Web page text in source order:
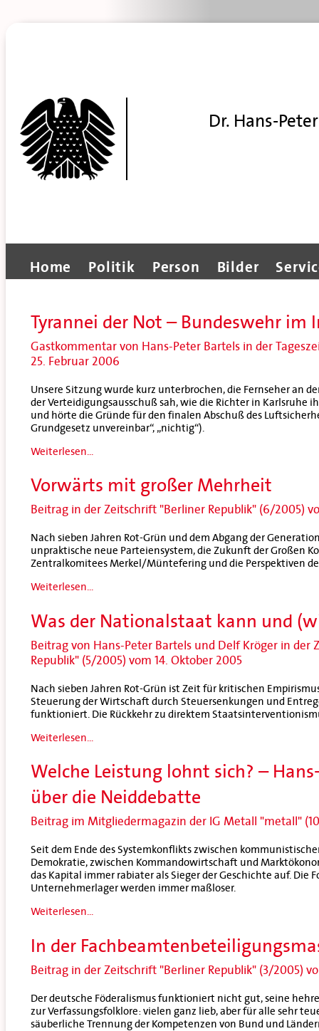
Dr. Hans-
Home Politik Person Bilder
Tyrannei der Not – Bundeswehr im
Gastkommentar von Hans-Peter Bartels in der
25. Februar 2006
Unsere Sitzung wurde kurz unterbrochen, die Fernseher an
der Verteidigungsausschuß sah, wie die Richter in Karlsruhe
und hörte die Gründe für den finalen Abschuß des
Grundgesetz unvereinbar“, „nichtig“).
Weiterlesen...
Vorwärts mit großer Mehrheit
Beitrag in der Zeitschrift "Berliner Republik" (6/2005)
Nach sieben Jahren Rot-Grün und dem Abgang der
unpraktische neue Parteiensystem, die Zukunft der Großen
Zentralkomitees Merkel/Müntefering und die Perspektiven
Weiterlesen...
Was der Nationalstaat kann und
Beitrag von Hans-Peter Bartels und Delf Kröger in der
Republik" (5/2005) vom 14. Oktober 2005
Nach sieben Jahren Rot-Grün ist Zeit für kritischen
Steuerung der Wirtschaft durch Steuersenkungen und
funktioniert. Die Rückkehr zu direktem
Weiterlesen...
Welche Leistung lohnt sich? –
über die Neiddebatte
Beitrag im Mitgliedermagazin der IG Metall "metall"
Seit dem Ende des Systemkonflikts zwischen
Demokratie, zwischen Kommandowirtschaft und
das Kapital immer rabiater als Sieger der Geschichte auf. Die
Unternehmerlager werden immer maßloser.
Weiterlesen...
In der
Beitrag in der Zeitschrift "Berliner Republik" (3/2005)
Der deutsche Föderalismus funktioniert nicht gut, seine
zur Verfassungsfolklore: vielen ganz lieb, aber für alle sehr
säuberliche Trennung der Kompetenzen von Bund und